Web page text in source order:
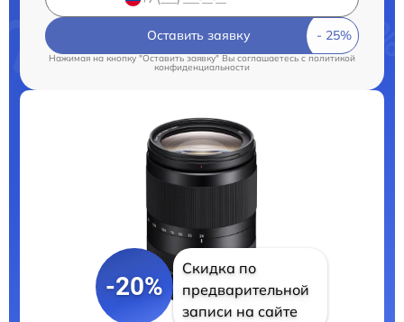
Оставить заявку
Нажимая на кнопку "Оставить заявку" Вы соглашаетесь c политикой
конфиденциальности
-20%
Скидка по
предварительной
записи на сайте